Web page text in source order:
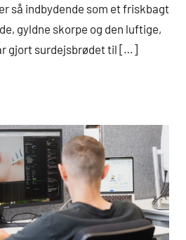
så indbydende som et friskbagt
gyldne skorpe og den luftige,
gjort surdejsbrødet til […]